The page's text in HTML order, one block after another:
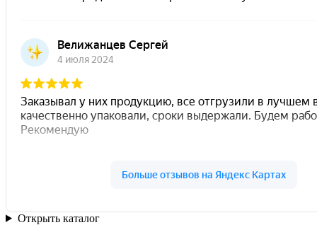
Открыть каталог